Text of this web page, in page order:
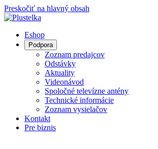
Preskočiť na hlavný obsah
Eshop
Podpora
Zoznam predajcov
Odstávky
Aktuality
Videonávod
Spoločné televízne antény
Technické informácie
Zoznam vysielačov
Kontakt
Pre biznis